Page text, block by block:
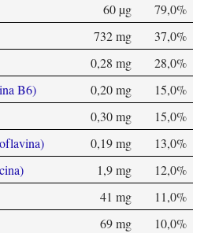
60 µg
79,0%
732 mg
37,0%
0,28 mg
28,0%
B6) 0,20 mg
15,0%
0,30 mg
15,0%
0,19 mg
13,0%
1,9 mg
12,0%
41 mg
11,0%
69 mg
10,0%